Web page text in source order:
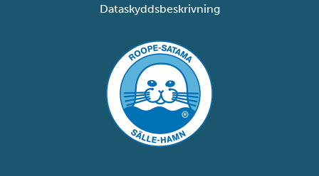
Dataskyddsbeskrivning